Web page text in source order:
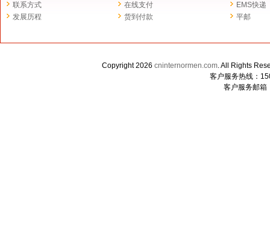
联系方式
发展历程
在线支付
货到付款
EMS快递
平邮
Copyright 2026 cninternormen.com. All Rights
客户服务热线：
客户服务邮箱